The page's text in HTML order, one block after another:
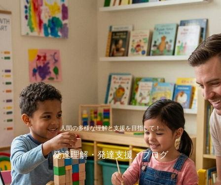
人間の多様な理解と支援を目指して！
発達理解・発達支援・ブログ